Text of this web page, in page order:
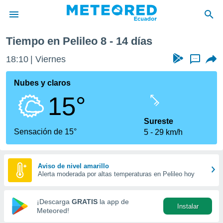
de
ha
calidad.
a este
las
y
forma
digital
basada
Tiempo en Pelileo 8 - 14 días
18:10 Viernes ...
Nubes y claros
15°
Sensación de 15°
Sureste
5
29 km/h
Aviso de nivel amarillo
Alerta moderada por altas temperaturas en Pelileo hoy
¡Descarga GRATIS la app de
Meteored!
Instalar